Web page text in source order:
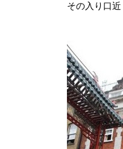
その入り口